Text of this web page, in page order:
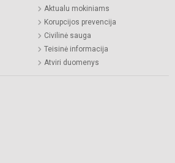
Aktualu mokiniams
Korupcijos prevencija
Civilinė sauga
Teisinė informacija
Atviri duomenys